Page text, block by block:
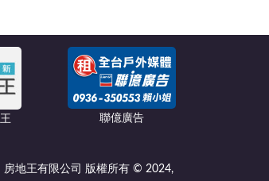
聯億廣告
房地王有限公司 版權所有 © 2024,